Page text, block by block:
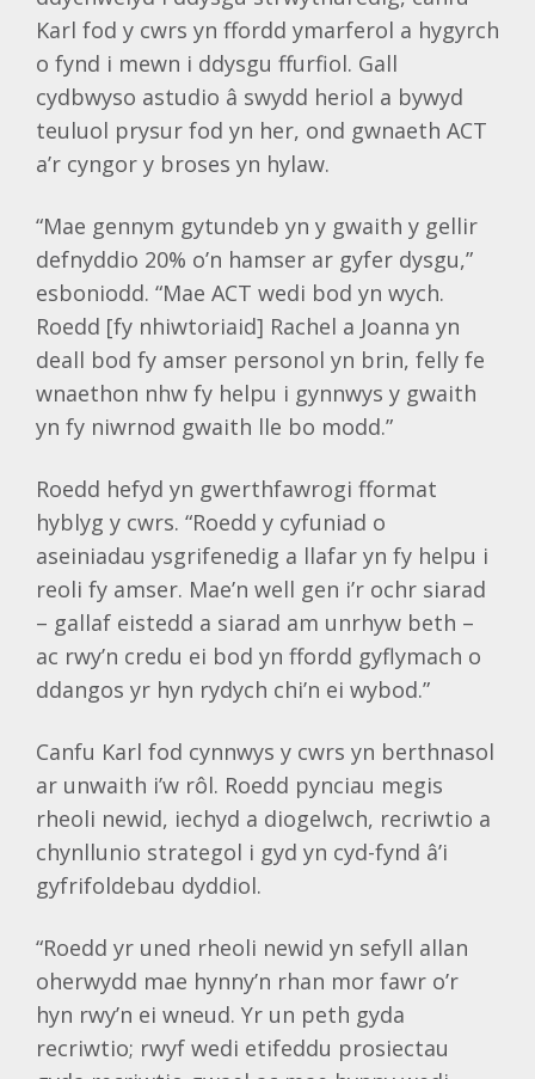
Karl fod y cwrs yn ffordd ymarferol a hygyrch
o fynd i mewn i ddysgu ffurfiol. Gall
cydbwyso astudio â swydd heriol a bywyd
teuluol prysur fod yn her, ond gwnaeth ACT
a’r cyngor y broses yn hylaw.
“Mae gennym gytundeb yn y gwaith y gellir
defnyddio 20% o’n hamser ar gyfer dysgu,”
esboniodd. “Mae ACT wedi bod yn wych.
Roedd [fy nhiwtoriaid] Rachel a Joanna yn
deall bod fy amser personol yn brin, felly fe
wnaethon nhw fy helpu i gynnwys y gwaith
yn fy niwrnod gwaith lle bo modd.”
Roedd hefyd yn gwerthfawrogi fformat
hyblyg y cwrs. “Roedd y cyfuniad o
aseiniadau ysgrifenedig a llafar yn fy helpu i
reoli fy amser. Mae’n well gen i’r ochr siarad
– gallaf eistedd a siarad am unrhyw beth –
ac rwy’n credu ei bod yn ffordd gyflymach o
ddangos yr hyn rydych chi’n ei wybod.”
Canfu Karl fod cynnwys y cwrs yn berthnasol
ar unwaith i’w rôl. Roedd pynciau megis
rheoli newid, iechyd a diogelwch, recriwtio a
chynllunio strategol i gyd yn cyd-fynd â’i
gyfrifoldebau dyddiol.
“Roedd yr uned rheoli newid yn sefyll allan
oherwydd mae hynny’n rhan mor fawr o’r
hyn rwy’n ei wneud. Yr un peth gyda
recriwtio; rwyf wedi etifeddu prosiectau